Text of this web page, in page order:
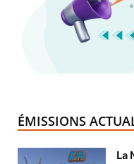
ÉMISSIONS
La